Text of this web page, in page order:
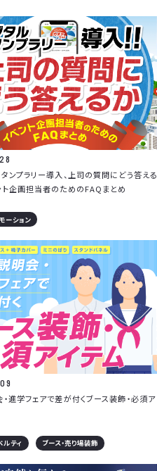
ンプラリー導入、上司の質問にどう答える
ト企画担当者のためのFAQまとめ
ーション
進学フェアで差が付くブース装飾・必須ア
ルティ ブース・売り場装飾